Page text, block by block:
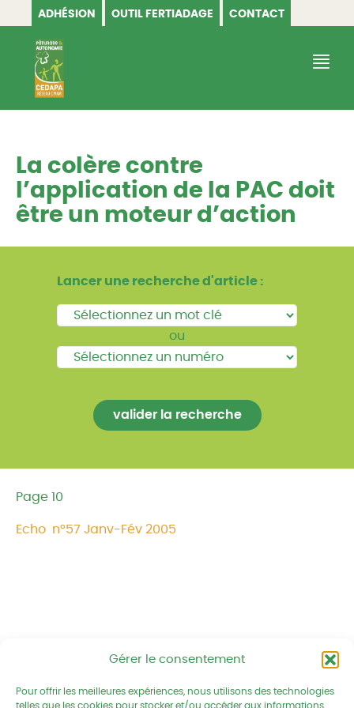
Gérer le consentement
Pour offrir les meilleures expériences, nous utilisons des technologies
telles que les cookies pour stocker et/ou accéder aux informations
ADHÉSION OUTIL FERTIADAGE CONTACT
CEDAPA
La colère contre
l’application de la PAC doit
être un moteur d’action
Lancer une recherche d'article :
ou
Page 10
Echo n°57 Janv-Fév 2005
Réseau CIVAM - Campagnes vivantes
332